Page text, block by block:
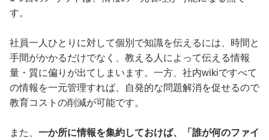
す。
社員一人ひとりに対して個別で知識を伝えるには、時間と
手間がかかるだけでなく、教える人によって伝える情報
量・質に偏りが出てしまいます。一方、社内wikiですべて
の情報を一元管理すれば、自発的な問題解消を促せるので
教育コストの削減が可能です。
また、 一か所に情報を集約しておけば、「誰が何のファイ